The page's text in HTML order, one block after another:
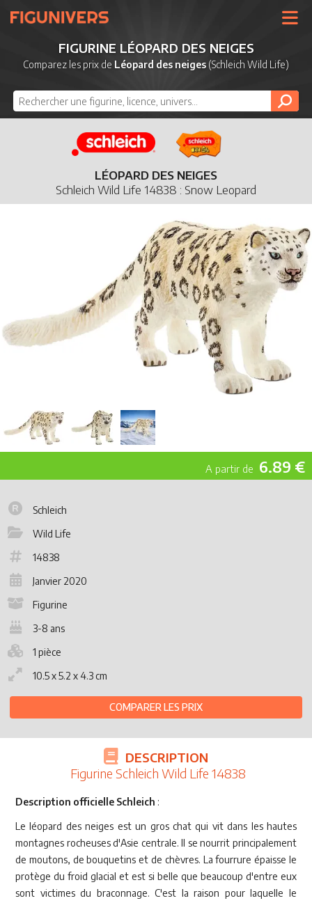
UNIVERS
LICENCES
NOUVEAUTÉS
DERNIERS AJOUTS
FIGURINE LÉOPARD DES NEIGES
Comparez les prix de Léopard des neiges (Schleich Wild Life)
LÉOPARD DES NEIGES
Schleich Wild Life 14838 : Snow Leopard
6.89 €
Schleich
Wild Life
14838
Janvier 2020
Figurine
3-8 ans
1 pièce
10.5 x 5.2 x 4.3 cm
COMPARER LES PRIX
DESCRIPTION
Figurine Schleich Wild Life 14838
Description officielle Schleich :
Le léopard des neiges est un gros chat qui vit dans les hautes
montagnes rocheuses d'Asie centrale. Il se nourrit principalement
de moutons, de bouquetins et de chèvres. La fourrure épaisse le
protège du froid glacial et est si belle que beaucoup d'entre eux
sont victimes du braconnage. C'est la raison pour laquelle le